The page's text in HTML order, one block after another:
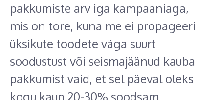
pakkumiste arv iga kampaaniaga,
mis on tore, kuna me ei propageeri
üksikute toodete väga suurt
soodustust või seismajäänud kauba
pakkumist vaid, et sel päeval oleks
kogu kaup 20-30% soodsam.